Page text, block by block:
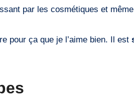
par les cosmétiques et
pour ça que je l’aime bien. Il est